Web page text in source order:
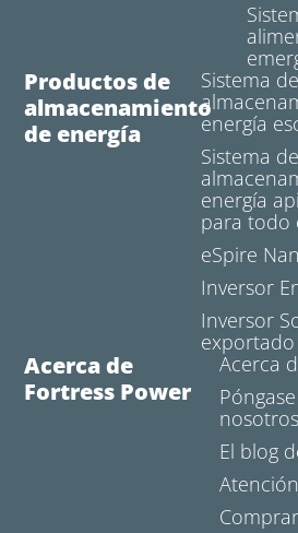
Productos de
almacenamiento
de energía
Sistema de
energía
Sistema de
energía
para todo
eSpire
Inversor
Inversor
exportado
Acerca de
Fortress Power
Acerca
nosotros
El blog
Comprar